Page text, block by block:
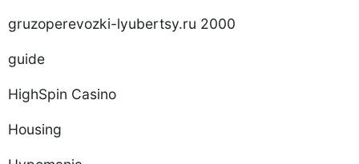
gruzoperevozki-lyubertsy.ru 2000
guide
HighSpin Casino
Housing